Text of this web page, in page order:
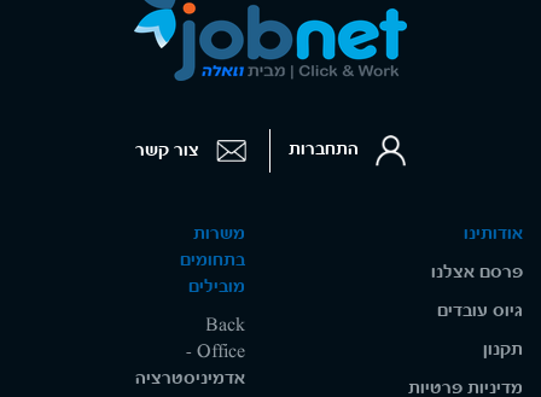
אודותינו
פרסם אצלנו
גיוס עובדים
תקנון
מדיניות פרטיות
משרות
בתחומים
מובילים
Back
Office -
אדמיניסטרציה